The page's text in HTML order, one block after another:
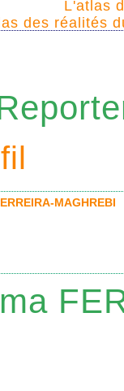
L'atlas
des réalités